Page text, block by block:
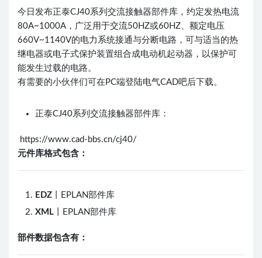
今日发布正泰CJ40系列交流接触器部件库，约定发热电流
80A~1000A，广泛用于交流50HZ或60HZ、额定电压
660V~1140V的电力系统接通与分断电路，可与适当的热
继电器或电子式保护装置组合成电动机起动器，以保护可
能发生过载的电路。
有需要的小伙伴们可在PC端登陆电气CAD吧后下载。
正泰CJ40系列交流接触器部件库：
https://www.cad-bbs.cn/cj40/
元件库格式包含：
EDZ 丨EPLAN部件库
XML 丨EPLAN部件库
部件数据包含有：